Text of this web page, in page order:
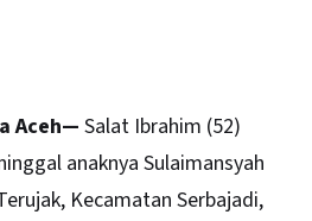
Aceh— Salat Ibrahim (52)
anaknya Sulaimansyah
Kecamatan Serbajadi,